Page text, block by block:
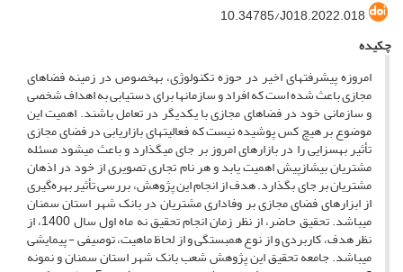
10.34785/J018.2022.018
چکیده
امروزه پیشرفت‎های اخیر در حوزه تکنولوژی، به‎خصوص در زمینه فضاهای
مجازی باعث شده است که افراد و سازمان‎ها برای دستیابی به اهداف شخصی
و سازمانی خود در فضاهای مجازی با یکدیگر در تعامل باشند. اهمیت این
موضوع بر هیچ کس پوشیده نیست که فعالیت‎های بازاریابی در فضای مجازی
تأثیر به‎سزایی را در بازارهای امروز بر جای می‏گذارد و باعث می‏شود مسئله
مشتریان بیش‏ازپیش اهمیت یابد و هر نام تجاری تصویری از خود در اذهان
مشتریان بر جای بگذارد. هدف از انجام این پژوهش، بررسی تأثیر بهره‌گیری
از ابزارهای فضای مجازی بر وفاداری مشتریان در بانک شهر استان سمنان
می‎باشد. تحقیق حاضر، از نظر زمان انجام تحقیق نه ماه اول سال 1400، از
نظر هدف، کاربردی و از نوع همبستگی و از لحاظ ماهیت، توصیفی - پیمایشی
می‎باشد. جامعه تحقیق این پژوهش شعب بانک شهر استان سمنان و نمونه